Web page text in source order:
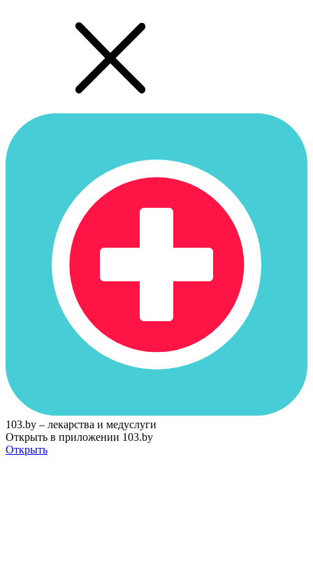
103.by – лекарства и медуслуги
Открыть в приложении 103.by
Открыть